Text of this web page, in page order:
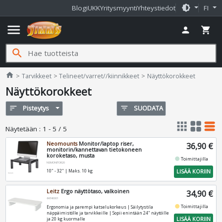
BlogiUKKYritysmyyntiYhteystiedot brightness_medium FI
menu person shopping_cart
search
home Jimms.fi
Tarvikkeet Telineet/varret//kiinnikkeet Näyttökorokkeet
Näyttökorokkeet
sort Pisteytys filter_list SUODATA
Näytetään : 1 - 5 / 5 apps grid_view table_rows
NeomountsMonitor/laptop riser,
monitorin/kannettavan tietokoneen
koroketaso, musta
NSMONITOR20
10" - 32" | Maks. 10 kg
36,90 €
fiber_manual_recordToimittajilla
LISÄÄ KORIIN
Leitz Ergo näyttötaso, valkoinen
64340001
Ergonomia ja parempi katselukorkeus | Säilytystila
näppäimistölle ja tarvikkeille | Sopii enintään 24" näytöille
ja 20 kg kuormalle
34,90 €
fiber_manual_recordToimittajilla
LISÄÄ KORIIN